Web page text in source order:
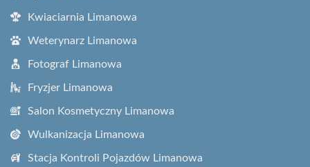
Kwiaciarnia Limanowa
Weterynarz Limanowa
Fotograf Limanowa
Fryzjer Limanowa
Salon Kosmetyczny Limanowa
Wulkanizacja Limanowa
Stacja Kontroli Pojazdów Limanowa